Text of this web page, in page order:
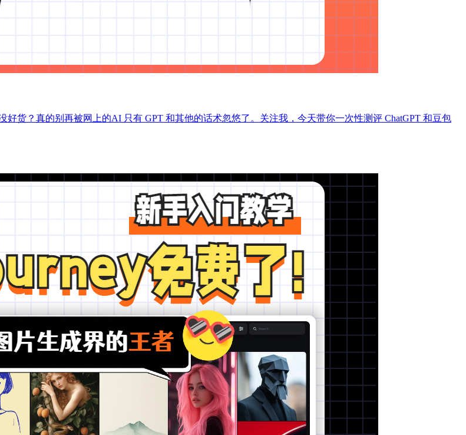
货？真的别再被网上的AI 只有 GPT 和其他的话术忽悠了。关注我，今天带你一次性测评 ChatGPT 和豆包